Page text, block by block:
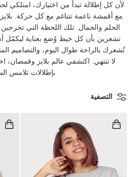
لأن كل إطلالة تبدأ من اختيارك، امتلكي
مع أقمشة ناعمة تتناغم مع كل حركة.
الحلم والجمال. تلك اللحظة التي تخرجين
تشعرين بأن كل خيط وُضع بعناية ليكمّل
تُشعرك بالراحة طوال اليوم، والتصاميم
لا تنتهي. اكتشفي عالم بلايز وقمصان،
بإطلالات تلامس
التصفية